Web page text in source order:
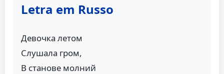
Letra em Russo
Девочка летом
Слушала гром,
В станове молний